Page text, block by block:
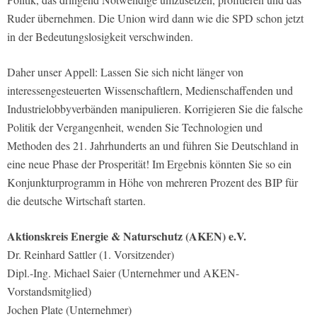
Ruder übernehmen. Die Union wird dann wie die SPD schon jetzt
in der Bedeutungslosigkeit verschwinden.
Daher unser Appell: Lassen Sie sich nicht länger von
interessengesteuerten Wissenschaftlern, Medienschaffenden und
Industrielobbyverbänden manipulieren. Korrigieren Sie die falsche
Politik der Vergangenheit, wenden Sie Technologien und
Methoden des 21. Jahrhunderts an und führen Sie Deutschland in
eine neue Phase der Prosperität! Im Ergebnis könnten Sie so ein
Konjunkturprogramm in Höhe von mehreren Prozent des BIP für
die deutsche Wirtschaft starten.
Aktionskreis Energie & Naturschutz (AKEN) e.V.
Dr. Reinhard Sattler (1. Vorsitzender)
Dipl.-Ing. Michael Saier (Unternehmer und AKEN-
Vorstandsmitglied)
Jochen Plate (Unternehmer)